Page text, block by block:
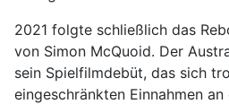
2021 folgte schließlich das
von Simon McQuoid. Der
sein Spielfilmdebüt, das sich
eingeschränkten Einnahmen